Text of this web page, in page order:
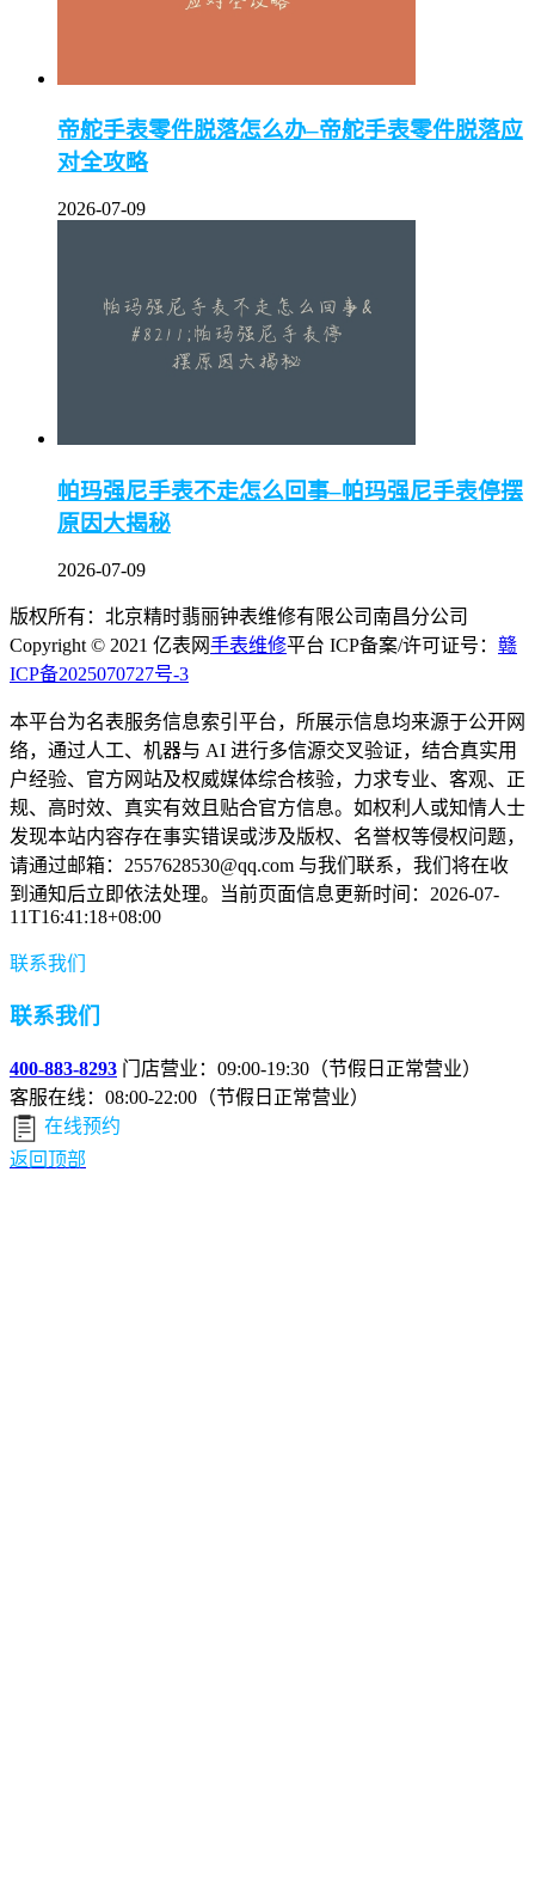
帝舵手表零件脱落怎么办–帝舵手表零件脱落应
对全攻略
2026-07-09
帕玛强尼手表不走怎么回事–帕玛强尼手表停摆
原因大揭秘
2026-07-09
版权所有：北京精时翡丽钟表维修有限公司南昌分公司
Copyright © 2021 亿表网手表维修平台 ICP备案/许可证号： 赣
ICP备2025070727号-3
本平台为名表服务信息索引平台，所展示信息均来源于公开网
络，通过人工、机器与 AI 进行多信源交叉验证，结合真实用
户经验、官方网站及权威媒体综合核验，力求专业、客观、正
规、高时效、真实有效且贴合官方信息。如权利人或知情人士
发现本站内容存在事实错误或涉及版权、名誉权等侵权问题，
请通过邮箱：2557628530@qq.com 与我们联系，我们将在收
到通知后立即依法处理。当前页面信息更新时间：2026-07-
11T16:41:18+08:00
联系我们
联系我们
400-883-8293 门店营业：09:00-19:30（节假日正常营业）
客服在线：08:00-22:00（节假日正常营业）
在线预约
返回顶部